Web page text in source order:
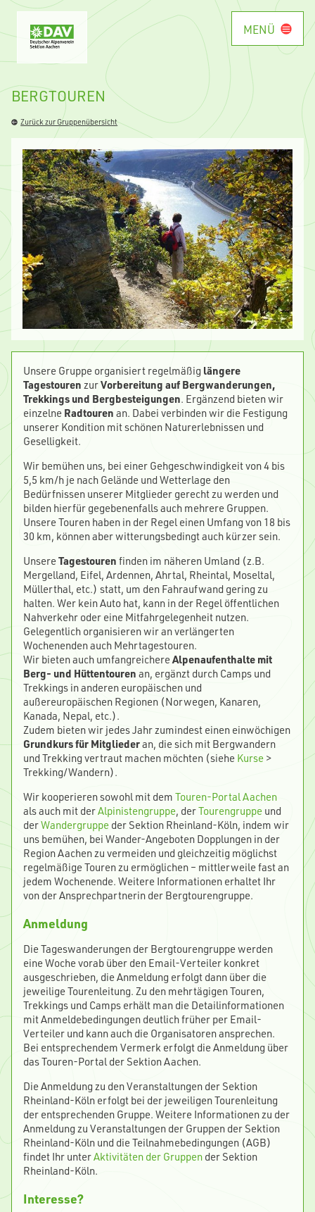
MENÜ
BERGTOUREN
Zurück zur Gruppenübersicht
Unsere Gruppe organisiert regelmäßig längere
Tagestouren zurVorbereitung auf Bergwanderungen,
Trekkings und Bergbesteigungen. Ergänzend bieten wir
einzelne Radtouren an. Dabei verbinden wir die Festigung
unserer Kondition mit schönen Naturerlebnissen und
Geselligkeit.
Wir bemühen uns, bei einer Gehgeschwindigkeit von 4 bis
5,5 km/h je nach Gelände und Wetterlage den
Bedürfnissen unserer Mitglieder gerecht zu werden und
bilden hierfür gegebenenfalls auch mehrere Gruppen.
Unsere Touren haben in der Regel einen Umfang von 18 bis
30 km, können aber witterungsbedingt auch kürzer sein.
UnsereTagestouren finden im näheren Umland (z.B.
Mergelland, Eifel, Ardennen, Ahrtal, Rheintal, Moseltal,
Müllerthal, etc.) statt, um den Fahraufwand gering zu
halten. Wer kein Auto hat, kann in der Regel öffentlichen
Nahverkehr oder eine Mitfahrgelegenheit nutzen.
Gelegentlich organisieren wir an verlängerten
Wochenenden auch Mehrtagestouren.
Wir bieten auch umfangreichereAlpenaufenthalte mit
Berg- und Hüttentouren an, ergänzt durch Camps und
Trekkings in anderen europäischen und
außereuropäischen Regionen (Norwegen, Kanaren,
Kanada, Nepal, etc.).
Zudem bieten wir jedes Jahr zumindest einen einwöchigen
Grundkurs für Mitgliederan, die sich mit Bergwandern
und Trekking vertraut machen möchten (siehe Kurse >
Trekking/Wandern).
Wir kooperieren sowohl mit dem Touren-Portal Aachen
als auch mit derAlpinistengruppe, derTourengruppe und
derWandergruppe der Sektion Rheinland-Köln, indem wir
uns bemühen, bei Wander-Angeboten Dopplungen in der
Region Aachen zu vermeiden und gleichzeitig möglichst
regelmäßige Touren zu ermöglichen – mittlerweile fast an
jedem Wochenende. Weitere Informationen erhaltet Ihr
von der Ansprechpartnerin der Bergtourengruppe.
Anmeldung
Die Tageswanderungen der Bergtourengruppe werden
eine Woche vorab über den Email-Verteiler konkret
ausgeschrieben, die Anmeldung erfolgt dann über die
jeweilige Tourenleitung. Zu den mehrtägigen Touren,
Trekkings und Camps erhält man die Detailinformationen
mit Anmeldebedingungen deutlich früher per Email-
Verteiler und kann auch die Organisatoren ansprechen.
Bei entsprechendem Vermerk erfolgt die Anmeldung über
das Touren-Portal der Sektion Aachen.
Die Anmeldung zu den Veranstaltungen der Sektion
Rheinland-Köln erfolgt bei der jeweiligen Tourenleitung
der entsprechenden Gruppe. Weitere Informationen zu der
Anmeldung zu Veranstaltungen der Gruppen der Sektion
Rheinland-Köln und die Teilnahmebedingungen (AGB)
findet Ihr unterAktivitäten der Gruppen der Sektion
Rheinland-Köln.
Interesse?